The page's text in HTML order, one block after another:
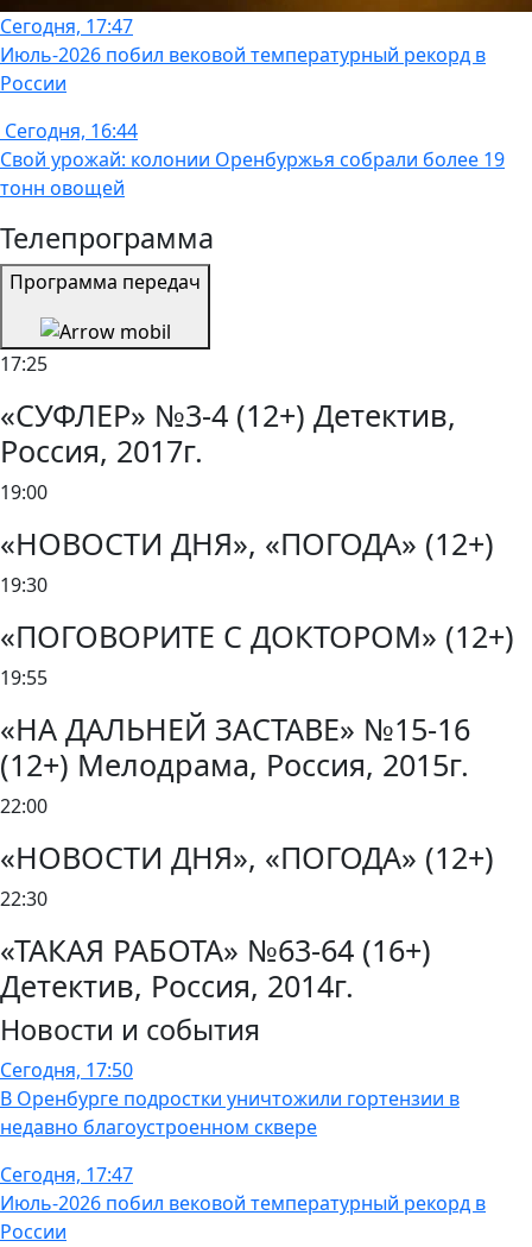
Сегодня, 17:47
Июль-2026 побил вековой температурный рекорд в
России
Сегодня, 16:44
Свой урожай: колонии Оренбуржья собрали более 19
тонн овощей
Телепрограмма
Программа передач
17:25
«СУФЛЕР» №3-4 (12+) Детектив,
Россия, 2017г.
19:00
«НОВОСТИ ДНЯ», «ПОГОДА» (12+)
19:30
«ПОГОВОРИТЕ С ДОКТОРОМ» (12+)
19:55
«НА ДАЛЬНЕЙ ЗАСТАВЕ» №15-16
(12+) Мелодрама, Россия, 2015г.
22:00
«НОВОСТИ ДНЯ», «ПОГОДА» (12+)
22:30
«ТАКАЯ РАБОТА» №63-64 (16+)
Детектив, Россия, 2014г.
Новости и события
Сегодня, 17:50
В Оренбурге подростки уничтожили гортензии в
недавно благоустроенном сквере
Сегодня, 17:47
Июль-2026 побил вековой температурный рекорд в
России